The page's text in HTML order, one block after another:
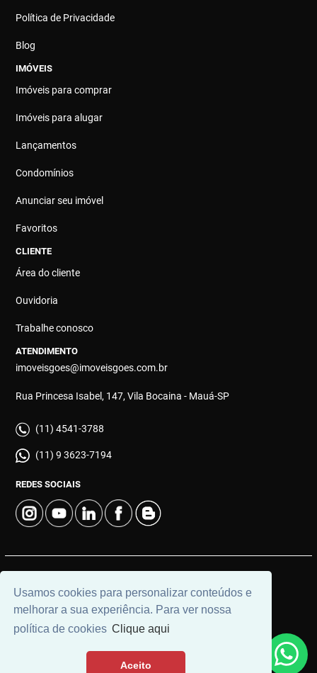
Usamos cookies para personalizar conteúdos e
melhorar a sua experiência. Para ver nossa
política de cookies Clique aqui
Aceito
Política de Privacidade
Blog
IMÓVEIS
Imóveis para comprar
Imóveis para alugar
Lançamentos
Condomínios
Anunciar seu imóvel
Favoritos
CLIENTE
Área do cliente
Ouvidoria
Trabalhe conosco
ATENDIMENTO
imoveisgoes@imoveisgoes.com.br
Rua Princesa Isabel, 147, Vila Bocaina - Mauá-SP
(11) 4541-3788
(11) 9 3623-7194
REDES SOCIAIS
Universal Software.